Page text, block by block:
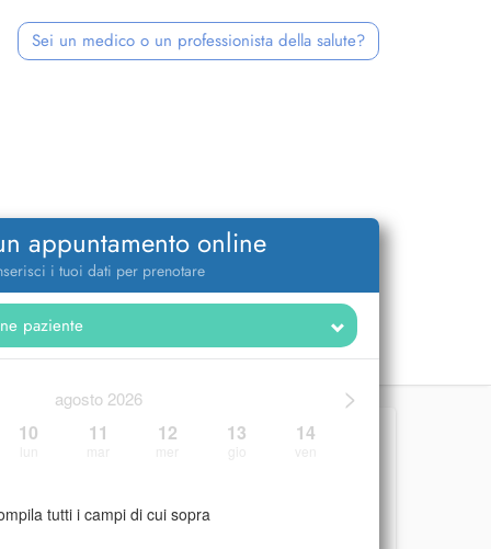
Sei un medico o un professionista della salute?
appuntamento online
i tuoi dati per prenotare
>
agosto 2026
10 11 12 13 14
tutti i campi di cui sopra